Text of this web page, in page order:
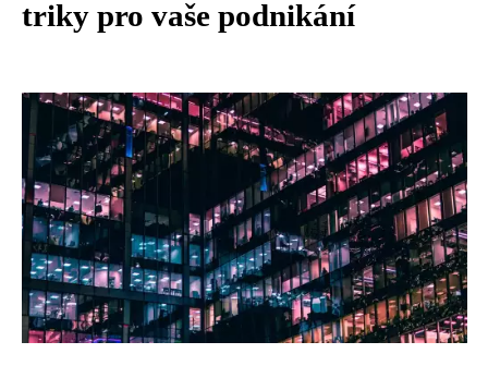
triky pro vaše podnikání